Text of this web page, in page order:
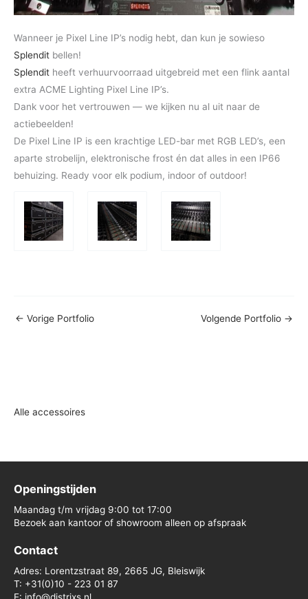
Alle accessoires
Wanneer je Pixel Line IP’s nodig hebt, dan kun je sowieso
Splendit bellen!
Splendit heeft verhuurvoorraad uitgebreid met een flink aantal
extra ACME Lighting Pixel Line IP’s.
Dank voor het vertrouwen — we kijken nu al uit naar de
actiebeelden!
De Pixel Line IP is een krachtige LED-bar met RGB LED’s, een
aparte strobelijn, elektronische frost én dat alles in een IP66
behuizing. Ready voor elk podium, indoor of outdoor!
← Vorige Portfolio Volgende Portfolio →
Openingstijden
Maandag t/m vrijdag 9:00 tot 17:00
Bezoek aan kantoor of showroom alleen op afspraak
Contact
Adres: Lorentzstraat 89, 2665 JG, Bleiswijk
T: +31(0)10 - 223 01 87
E: info@distrixs.nl